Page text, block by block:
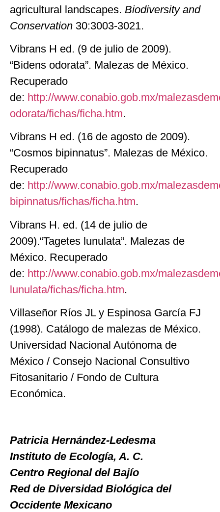
agricultural landscapes. Biodiversity and
Conservation 30:3003-3021.
Vibrans H ed. (9 de julio de 2009).
“Bidens odorata”. Malezas de México.
Recuperado
de: http://www.conabio.gob.mx/
odorata/fichas/ficha.htm.
Vibrans H ed. (16 de agosto de 2009).
“Cosmos bipinnatus”. Malezas de México.
Recuperado
de: http://www.conabio.gob.mx/
bipinnatus/fichas/ficha.htm.
Vibrans H. ed. (14 de julio de
2009).“Tagetes lunulata”. Malezas de
México. Recuperado
de: http://www.conabio.gob.mx/
lunulata/fichas/ficha.htm.
Villaseñor Ríos JL y Espinosa García FJ
(1998). Catálogo de malezas de México.
Universidad Nacional Autónoma de
México / Consejo Nacional Consultivo
Fitosanitario / Fondo de Cultura
Económica.
Patricia Hernández-Ledesma
Instituto de Ecología, A. C.
Centro Regional del Bajío
Red de Diversidad Biológica del
Occidente Mexicano